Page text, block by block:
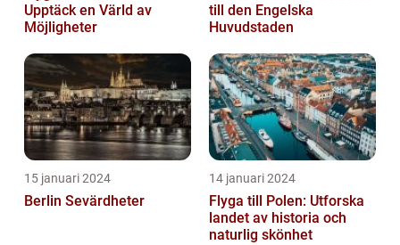
Upptäck en Värld av
Möjligheter
till den Engelska
Huvudstaden
15 januari 2024
Berlin Sevärdheter
14 januari 2024
Flyga till Polen: Utforska
landet av historia och
naturlig skönhet